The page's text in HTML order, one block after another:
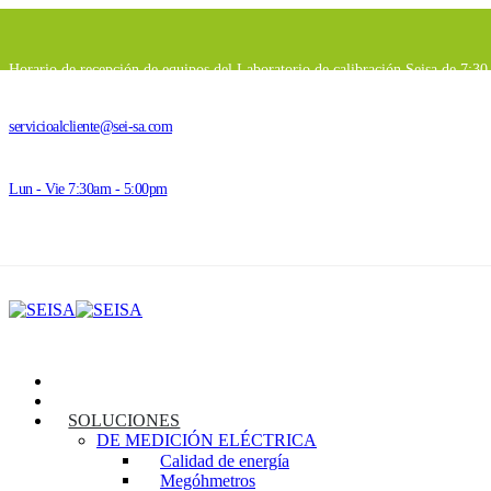
Horario de recepción de equipos del Laboratorio de calibración Seisa de
servicioalcliente@sei-sa.com
Lun - Vie 7:30am - 5:00pm
SOLUCIONES
DE MEDICIÓN ELÉCTRICA
Calidad de energía
Megóhmetros